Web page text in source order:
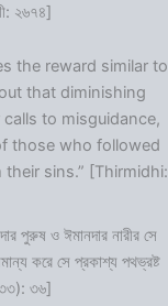
২৬৭৪]
the reward similar to
that diminishing
to misguidance,
those who followed
sins.” [Thirmidhi:
পুরুষ ও ঈমানদার নারীর সে
করে সে প্রকাশ্য পথভ্রষ্ট
৩৬]